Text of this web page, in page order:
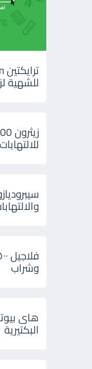
للشهية
للالتهابات
وشراب
هاى
البكتيرية